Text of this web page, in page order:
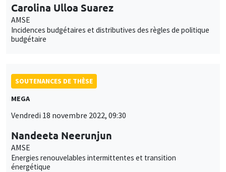
Carolina Ulloa Suarez
AMSE
Incidences budgétaires et distributives des règles de politique
budgétaire
SOUTENANCES DE THÈSE
MEGA
Vendredi 18 novembre 2022, 09:30
Nandeeta Neerunjun
AMSE
Energies renouvelables intermittentes et transition
énergétique